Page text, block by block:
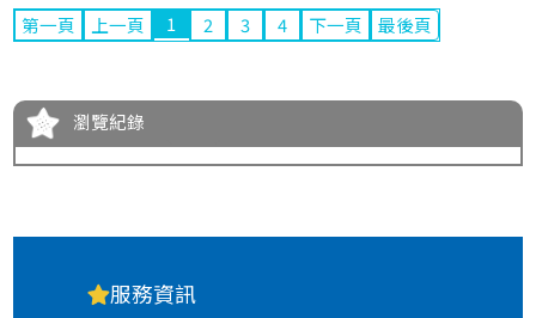
第一頁 上一頁 1 2 3 4 下一頁 最後頁
瀏覽紀錄
服務資訊